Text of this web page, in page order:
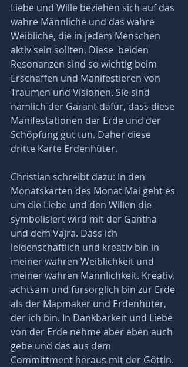
Liebe und Wille beziehen sich auf das
wahre Männliche und das wahre
Weibliche, die in jedem Menschen
aktiv sein sollten. Diese  beiden
Resonanzen sind so wichtig beim
Erschaffen und Manifestieren von
Träumen und Visionen. Sie sind
nämlich der Garant dafür, dass diese
Manifestationen der Erde und der
Schöpfung gut tun. Daher diese
dritte Karte Erdenhüter.
Christian schreibt dazu: In den
Monatskarten des Monat Mai geht es
um die Liebe und den Willen die
symbolisiert wird mit der Gantha
und dem Vajra. Dass ich
leidenschaftlich und kreativ bin in
meiner wahren Weiblichkeit und
meiner wahren Männlichkeit. Kreativ,
achtsam und fürsorglich bin zur Erde
als der Mapmaker und Erdenhüter,
der ich bin. In Dankbarkeit und Liebe
von der Erde nehme aber eben auch
gebe und das aus dem
Committment heraus mit der Göttin.